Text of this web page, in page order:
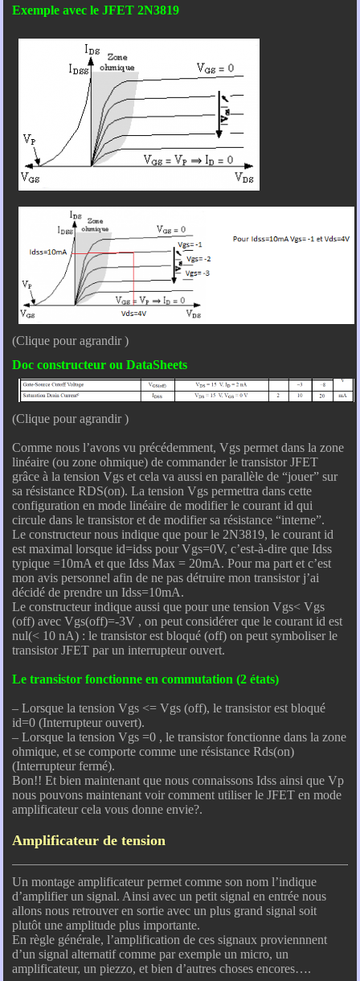
Exemple avec le JFET 2N3819
(Clique pour agrandir )
Doc constructeur ou DataSheets
(Clique pour agrandir )
Comme nous l’avons vu précédemment, Vgs permet dans la zone
linéaire (ou zone ohmique) de commander le transistor JFET
grâce à la tension Vgs et cela va aussi en parallèle de “jouer” sur
sa résistance RDS(on). La tension Vgs permettra dans cette
configuration en mode linéaire de modifier le courant id qui
circule dans le transistor et de modifier sa résistance “interne”.
Le constructeur nous indique que pour le 2N3819, le courant id
est maximal lorsque id=idss pour Vgs=0V, c’est-à-dire que Idss
typique =10mA et que Idss Max = 20mA. Pour ma part et c’est
mon avis personnel afin de ne pas détruire mon transistor j’ai
décidé de prendre un Idss=10mA.
Le constructeur indique aussi que pour une tension Vgs< Vgs
(off) avec Vgs(off)=-3V , on peut considérer que le courant id est
nul(< 10 nA) : le transistor est bloqué (off) on peut symboliser le
transistor JFET par un interrupteur ouvert.
Le transistor fonctionne en commutation (2 états)
– Lorsque la tension Vgs <= Vgs (off), le transistor est bloqué
id=0 (Interrupteur ouvert).
– Lorsque la tension Vgs =0 , le transistor fonctionne dans la zone
ohmique, et se comporte comme une résistance Rds(on)
(Interrupteur fermé).
Bon!! Et bien maintenant que nous connaissons Idss ainsi que Vp
nous pouvons maintenant voir comment utiliser le JFET en mode
amplificateur cela vous donne envie?.
Amplificateur de tension
Un montage amplificateur permet comme son nom l’indique
d’amplifier un signal. Ainsi avec un petit signal en entrée nous
allons nous retrouver en sortie avec un plus grand signal soit
plutôt une amplitude plus importante.
En règle générale, l’amplification de ces signaux proviennnent
d’un signal alternatif comme par exemple un micro, un
amplificateur, un piezzo, et bien d’autres choses encores….